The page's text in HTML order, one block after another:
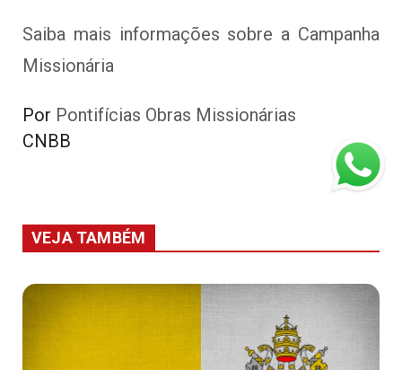
Saiba mais informações sobre a Campanha
Missionária
Por Pontifícias Obras Missionárias
CNBB
VEJA TAMBÉM